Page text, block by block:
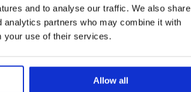
and to analyse our traffic. We also share
partners who may combine it with
your use of their services.
Allow all
LIMITED